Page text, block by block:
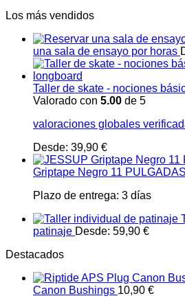
Los más vendidos
una sala de ensayo por horas
Taller de skate - nociones
Valorado con 5.00 de 5
valoraciones globales
Desde: 39,90 €
Griptape Negro 11 PULGADAS
Plazo de entrega: 3 días
patinaje Desde: 59,90 €
Destacados
Canon Bushings 10,90 €